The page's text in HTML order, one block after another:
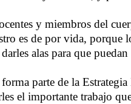
y miembros del
es de por vida,
alas para que
parte de la
el importante trabajo